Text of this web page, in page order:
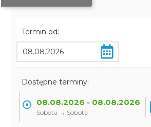
Termin od:
Dostępne terminy:
08.08.2026 - 08.08.2026
Sobota → Sobota